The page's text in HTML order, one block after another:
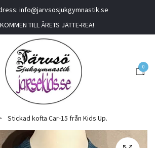
info@jarvsosjukgymnastik.se
TILL ÅRETS JÄTTE-REA!
0
Stickad kofta Car-15 från Kids Up.